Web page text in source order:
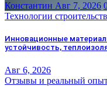
Константин Авг 7, 2026
Технологии
Инновационные
устойчивость,
Авг 6, 2026
Отзывы и реальный